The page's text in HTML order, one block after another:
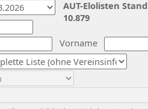
Vorname
AUT-Elolisten
10.879